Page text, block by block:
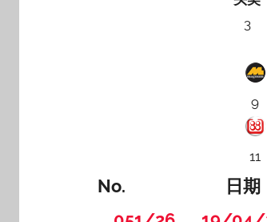
3
9
11
No. 日期